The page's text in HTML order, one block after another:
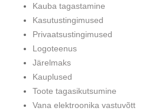
Kauba tagastamine
Kasutustingimused
Privaatsustingimused
Logoteenus
Järelmaks
Kauplused
Toote tagasikutsumine
Vana elektroonika vastuvõtt